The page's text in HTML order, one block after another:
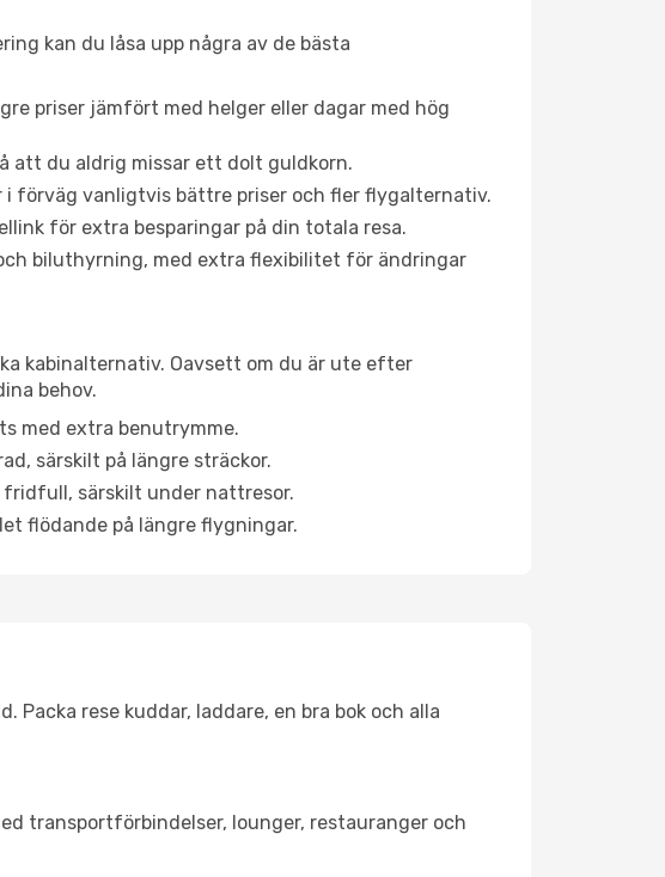
kan du låsa upp några av de bästa
priser jämfört med helger eller dagar med hög
att du aldrig missar ett dolt guldkorn.
i förväg vanligtvis bättre priser och fler flygalternativ.
för extra besparingar på din totala resa.
biluthyrning, med extra flexibilitet för ändringar
kabinalternativ. Oavsett om du är ute efter
behov.
med extra benutrymme.
särskilt på längre sträckor.
fridfull, särskilt under nattresor.
flödande på längre flygningar.
rese kuddar, laddare, en bra bok och alla
transportförbindelser, lounger, restauranger och